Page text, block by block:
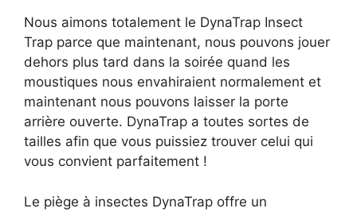
Nous aimons totalement le DynaTrap Insect
Trap parce que maintenant, nous pouvons jouer
dehors plus tard dans la soirée quand les
moustiques nous envahiraient normalement et
maintenant nous pouvons laisser la porte
arrière ouverte. DynaTrap a toutes sortes de
tailles afin que vous puissiez trouver celui qui
vous convient parfaitement !
Le piège à insectes DynaTrap offre un